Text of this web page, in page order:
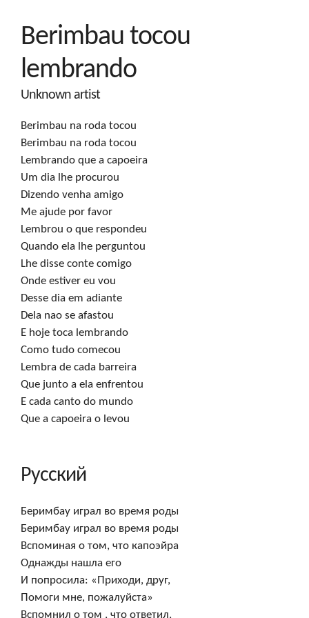
Berimbau tocou
lembrando
Unknown artist
Berimbau na roda tocou
Berimbau na roda tocou
Lembrando que a capoeira
Um dia lhe procurou
Dizendo venha amigo
Me ajude por favor
Lembrou o que respondeu
Quando ela lhe perguntou
Lhe disse conte comigo
Onde estiver eu vou
Desse dia em adiante
Dela nao se afastou
E hoje toca lembrando
Como tudo comecou
Lembra de cada barreira
Que junto a ela enfrentou
E cada canto do mundo
Que a capoeira o levou
Русский
Беримбау играл во время роды
Беримбау играл во время роды
Вспоминая о том, что капоэйра
Однажды нашла его
И попросила: «Приходи, друг,
Помоги мне, пожалуйста»
Вспомнил о том , что ответил,